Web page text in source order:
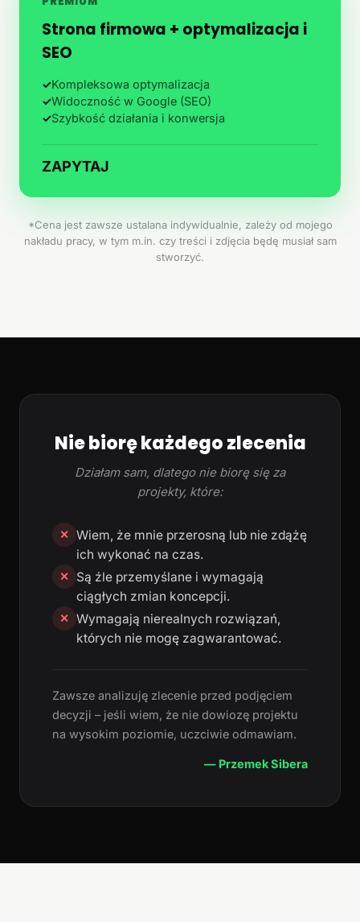
Strona firmowa + optymalizacja i
SEO
✓Kompleksowa optymalizacja
✓Widoczność w Google (SEO)
✓Szybkość działania i konwersja
ZAPYTAJ
*Cena jest zawsze ustalana indywidualnie, zależy od mojego
nakładu pracy, w tym m.in. czy treści i zdjęcia będę musiał sam
stworzyć.
Nie biorę każdego zlecenia
Działam sam, dlatego nie biorę się za
projekty, które:
✕ Wiem, że mnie przerosną lub nie zdążę
ich wykonać na czas.
✕
Są źle przemyślane i wymagają
ciągłych zmian koncepcji.
✕ Wymagają nierealnych rozwiązań,
których nie mogę zagwarantować.
Zawsze analizuję zlecenie przed podjęciem
decyzji – jeśli wiem, że nie dowiozę projektu
na wysokim poziomie, uczciwie odmawiam.
— Przemek Sibera